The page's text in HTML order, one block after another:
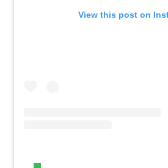
View this post on